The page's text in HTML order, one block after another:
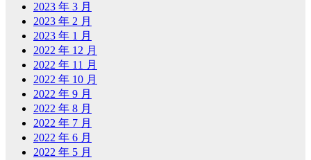
2023 年 3 月
2023 年 2 月
2023 年 1 月
2022 年 12 月
2022 年 11 月
2022 年 10 月
2022 年 9 月
2022 年 8 月
2022 年 7 月
2022 年 6 月
2022 年 5 月